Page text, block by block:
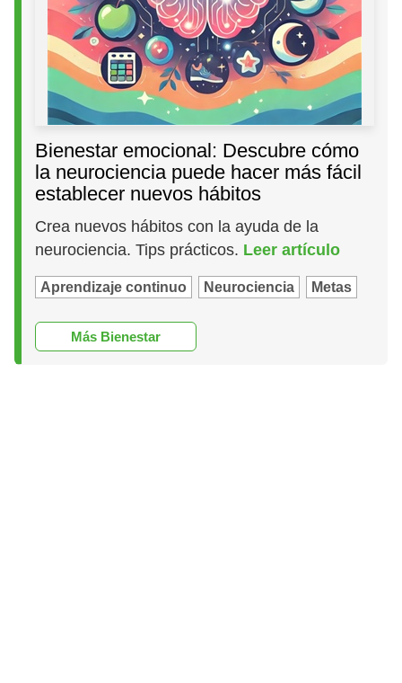
Bienestar emocional: Descubre cómo
la neurociencia puede hacer más fácil
establecer nuevos hábitos
Crea nuevos hábitos con la ayuda de la
neurociencia. Tips prácticos. Leer artículo
Aprendizaje continuo Neurociencia Metas
Más Bienestar